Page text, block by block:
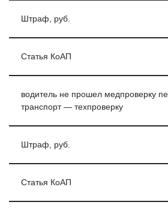
Штраф, руб.
Статья КоАП
водитель не прошел медпроверку
транспорт — техпроверку
Штраф, руб.
Статья КоАП